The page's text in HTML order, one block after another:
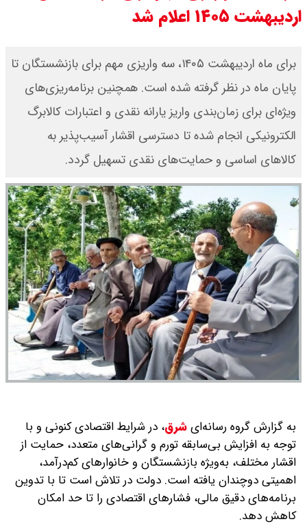
۱۴۰۵ / هر دلار چند؟ + جدول
قیمت سکه پارسیان امروز شنبه ۱۷
مرداد ۱۴۰۵ / سکه پارسیان ۲۰۰ سوتی
چند؟ + جدول
اردیبهشت ۱۴۰۵ اعلام شد
برای ماه اردیبهشت ۱۴۰۵، سه واریزی مهم برای بازنشستگان تا
پایان ماه در نظر گرفته شده است. همچنین برنامه‌ریزی‌های
ویژه‌ای برای زمان‌بندی واریز یارانه نقدی و اعتبارات کالابرگ
الکترونیکی انجام شده تا دسترسی اقشار آسیب‌پذیر به
کالاهای اساسی و حمایت‌های نقدی تسهیل گردد.
به گزارش گروه رسانه‌ایشرق، در شرایط اقتصادی کنونی و با
توجه به افزایش بی‌سابقه تورم و گرانی‌های متعدد، حمایت از
اقشار مختلف، به‌ویژه بازنشستگان و خانوارهای کم‌درآمد،
اهمیتی دوچندان یافته است. دولت در تلاش است تا با تدوین
برنامه‌های دقیق مالی، فشارهای اقتصادی را تا حد امکان
کاهش دهد.